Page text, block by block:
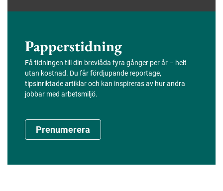
Papperstidning
Få tidningen till din brevlåda fyra gånger per år – helt
utan kostnad. Du får fördjupande reportage,
tipsinriktade artiklar och kan inspireras av hur andra
jobbar med arbetsmiljö.
Prenumerera